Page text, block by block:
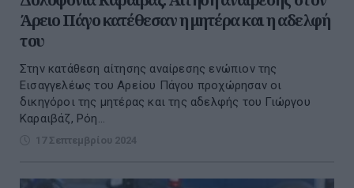
Άρειο Πάγο κατέθεσαν η μητέρα και η αδελφή
του
Στην κατάθεση αίτησης αναίρεσης ενώπιον της
Εισαγγελέως του Αρείου Πάγου προχώρησαν οι
δικηγόροι της μητέρας και της αδελφής του Γιώργου
Καραιβάζ, Ρόη...
17 Σεπτεμβρίου 2024